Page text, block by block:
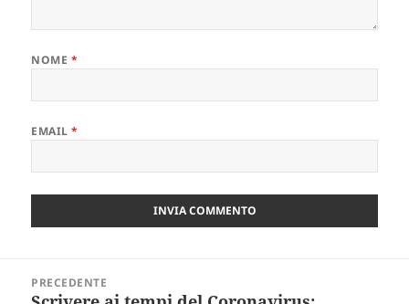
NOME *
EMAIL*
articoliPRECEDENTE